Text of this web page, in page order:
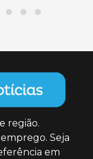
região.
Seja
em